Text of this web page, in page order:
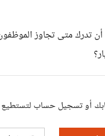
أن تدرك متى تجاوز
أو تسجيل حساب لتستطيع